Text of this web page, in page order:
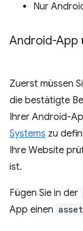
Nur
Android-App
Zuerst müssen
die bestätigte
Ihrer Android-
Systems zu
Ihre Website
ist.
Fügen Sie in der
App einen